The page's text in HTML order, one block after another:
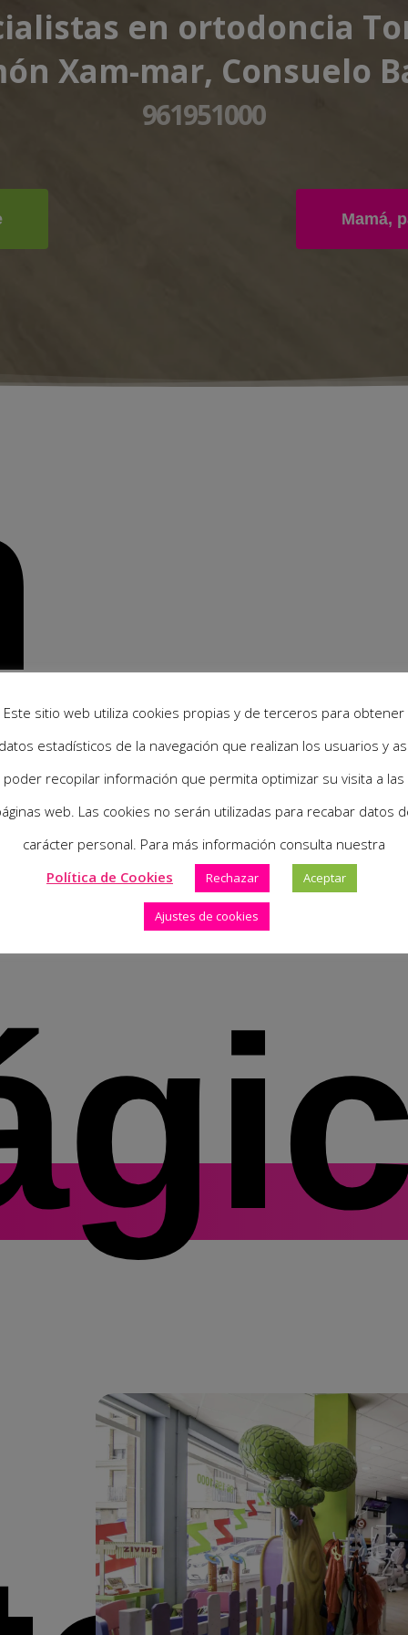
en ortodoncia
Xam-mar, Consuelo
961951000
Mamá,
Este sitio web utiliza cookies propias y de terceros para obtener
estadísticos de la navegación que realizan los usuarios y
poder recopilar información que permita optimizar su visita a las
web. Las cookies no serán utilizadas para recabar datos
carácter personal. Para más información consulta nuestra
Política de Cookies
Rechazar Aceptar
Ajustes de cookies